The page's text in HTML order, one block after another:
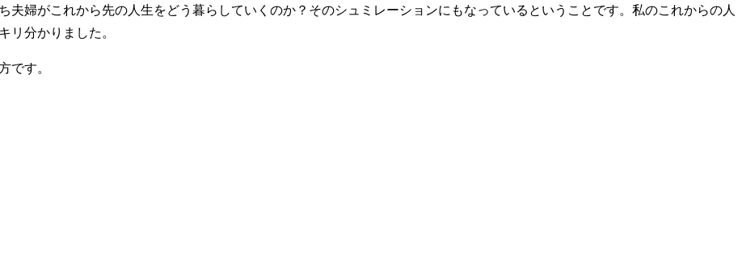
夫婦がこれから先の人生をどう暮らしていくのか？そのシュミレーションにもなっているということです。私のこれからの人
リ分かりました。
です。